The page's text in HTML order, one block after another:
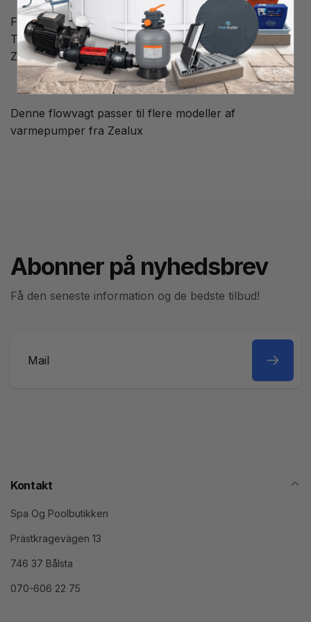
Flowvagt til Brilix varmepumpe model THP50 til
THP170 fra Albixon, varmepumpen er fremstillet af
Zealux.
Denne flowvagt passer til flere modeller af
varmepumper fra Zealux
Abonner på nyhedsbrev
Få den seneste information og de bedste tilbud!
Kontakt
Spa Og Poolbutikken
Prästkragevägen 13
746 37 Bålsta
070-606 22 75